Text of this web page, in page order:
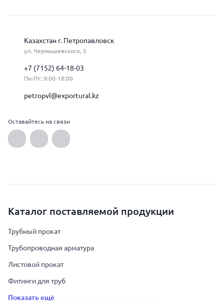
Казахстан г. Петропавловск
ул. Чернышевского, 5
+7 (7152) 64-18-03
Пн-Пт: 9:00-18:00
petropvl@exportural.kz
Оставайтесь на связи
Каталог поставляемой продукции
Трубный прокат
Трубопроводная арматура
Листовой прокат
Фитинги для труб
Показать ещё